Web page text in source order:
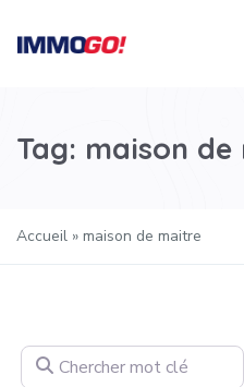
Tag: maison
Accueil » maison de maitre
Chercher mot clé